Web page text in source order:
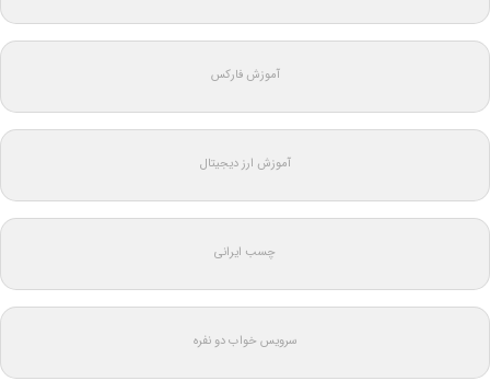
آموزش فارکس
آموزش ارز دیجیتال
چسب ایرانی
سرویس خواب دو نفره